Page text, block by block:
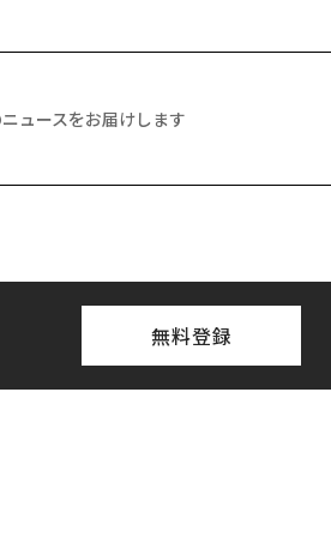
ュースをお届けします
無料登録